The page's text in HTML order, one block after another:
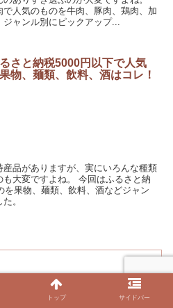
人気のものを牛肉、豚肉、鶏肉、加
ャンル別にピックアップ...
さと納税5000円以下で人気
物、麺類、飲料、酒はコレ！
品がありますが、実にいろんな種類
大変ですよね。 今回はふるさと納
を果物、麺類、飲料、酒などジャン
。
けが楽！台なしで面倒じゃなくなる
を買ってみた
トップ サイドバー